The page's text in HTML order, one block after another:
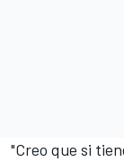
"Creo que si